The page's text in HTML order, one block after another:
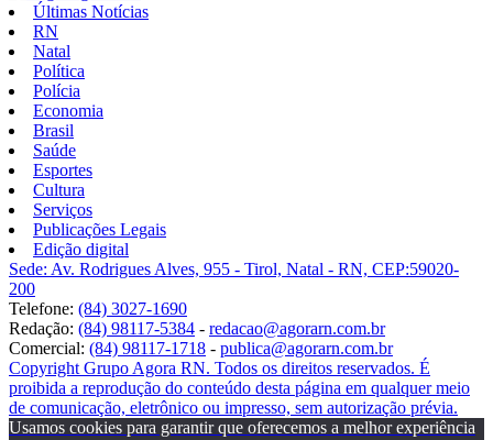
Últimas Notícias
RN
Natal
Política
Polícia
Economia
Brasil
Saúde
Esportes
Cultura
Serviços
Publicações Legais
Edição digital
Sede: Av. Rodrigues Alves, 955 - Tirol, Natal - RN, CEP:59020-
200
Telefone: (84) 3027-1690
Redação: (84) 98117-5384 - redacao@agorarn.com.br
Comercial: (84) 98117-1718 - publica@agorarn.com.br
Copyright Grupo Agora RN. Todos os direitos reservados. É
proibida a reprodução do conteúdo desta página em qualquer meio
de comunicação, eletrônico ou impresso, sem autorização prévia.
Usamos cookies para garantir que oferecemos a melhor experiência